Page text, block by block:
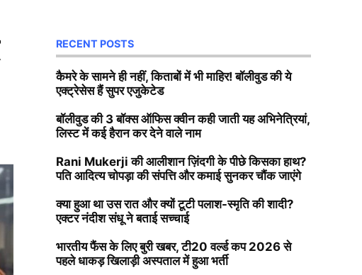
RECENT POSTS
कैमरे के सामने ही नहीं, किताबों में भी माहिर! बॉलीवुड की ये
एक्ट्रेसेस हैं सुपर एजुकेटेड
बॉलीवुड की 3 बॉक्स ऑफिस क्वीन कही जाती यह अभिनेत्रियां,
लिस्ट में कई हैरान कर देने वाले नाम
Rani Mukerji की आलीशान ज़िंदगी के पीछे किसका हाथ?
पति आदित्य चोपड़ा की संपत्ति और कमाई सुनकर चौंक जाएंगे
क्या हुआ था उस रात और क्यों टूटी पलाश-स्मृति की शादी?
एक्टर नंदीश संधू ने बताई सच्चाई
भारतीय फैंस के लिए बुरी खबर, टी20 वर्ल्ड कप 2026 से
पहले धाकड़ खिलाड़ी अस्पताल में हुआ भर्ती